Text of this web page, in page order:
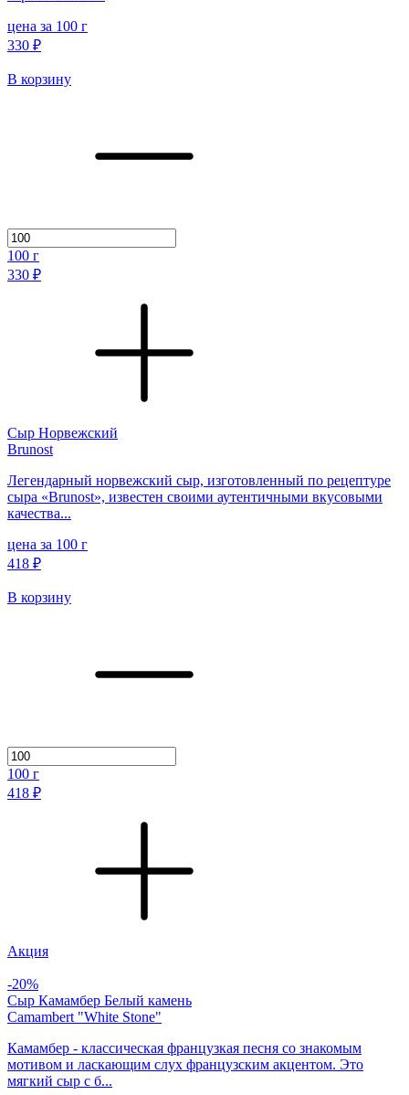
цена за 100 г
330 ₽
В корзину
100 г
330 ₽
Сыр Норвежский
Brunost
Легендарный норвежский сыр, изготовленный по рецептуре
сыра «Brunost», известен своими аутентичными вкусовыми
качества...
цена за 100 г
418 ₽
В корзину
100 г
418 ₽
Акция
-20%
Сыр Камамбер Белый камень
Camambert "White Stone"
Камамбер - классическая французкая песня со знакомым
мотивом и ласкающим слух французским акцентом. Это
мягкий сыр с б...